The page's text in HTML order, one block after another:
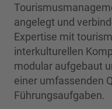
angelegt und
Expertise mit
interkulturellen
modular aufgebaut
einer umfassenden
Führungsaufgaben.